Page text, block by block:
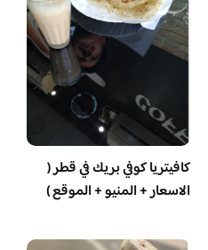
كافيتريا كوفي بريك في قطر (
الاسعار + المنيو + الموقع )